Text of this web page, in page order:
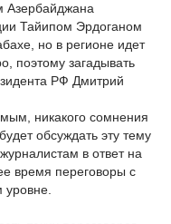
Азербайджана
Тайипом Эрдоганом
но в регионе идет
поэтому загадывать
РФ Дмитрий
никакого сомнения
обсуждать эту тему
в ответ на
время переговоры с